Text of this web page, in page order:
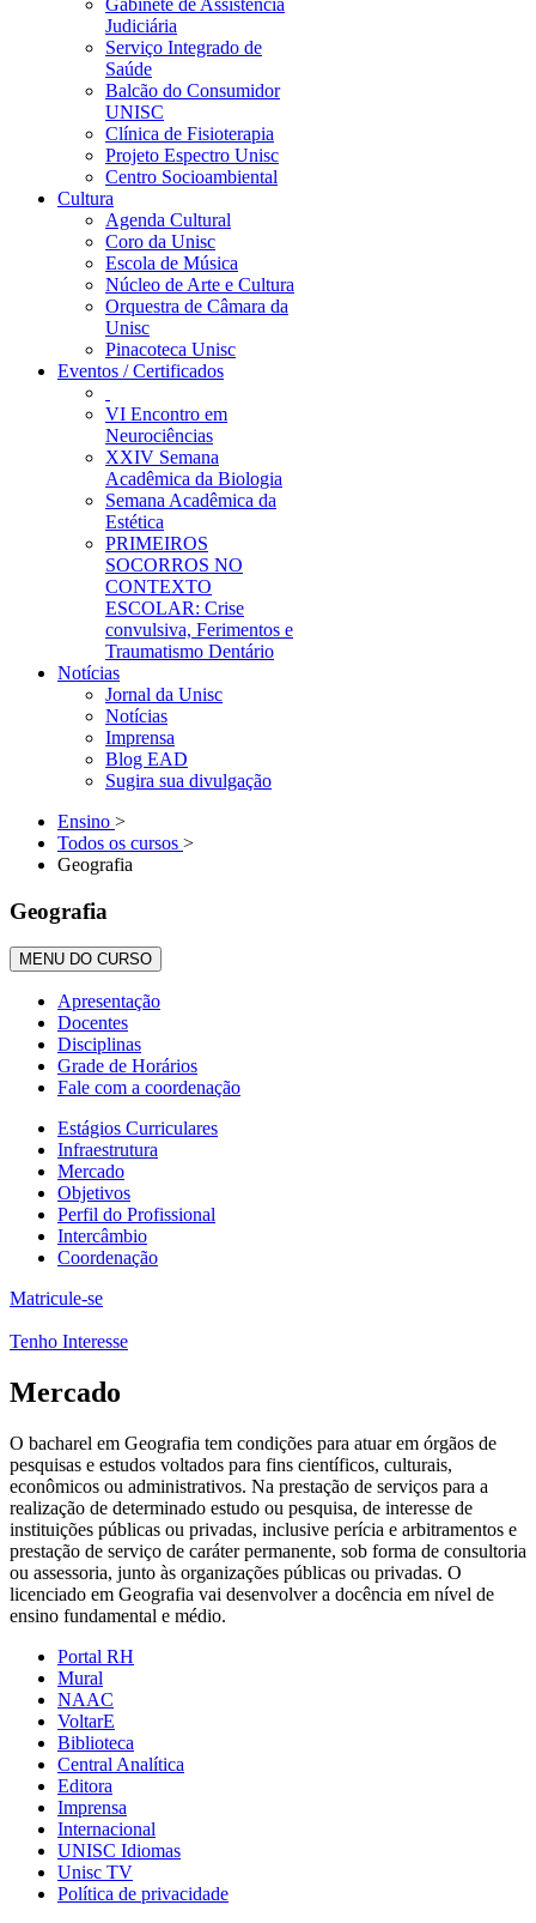
Gabinete de Assistência
Judiciária
Serviço Integrado de
Saúde
Balcão do Consumidor
UNISC
Clínica de Fisioterapia
Projeto Espectro Unisc
Centro Socioambiental
Cultura
Agenda Cultural
Coro da Unisc
Escola de Música
Núcleo de Arte e Cultura
Orquestra de Câmara da
Unisc
Pinacoteca Unisc
Eventos / Certificados
VI Encontro em
Neurociências
XXIV Semana
Acadêmica da Biologia
Semana Acadêmica da
Estética
PRIMEIROS
SOCORROS NO
CONTEXTO
ESCOLAR: Crise
convulsiva, Ferimentos e
Traumatismo Dentário
Notícias
Jornal da Unisc
Notícias
Imprensa
Blog EAD
Sugira sua divulgação
Ensino >
Todos os cursos >
Geografia
Geografia
MENU DO CURSO
Apresentação
Docentes
Disciplinas
Grade de Horários
Fale com a coordenação
Estágios Curriculares
Infraestrutura
Mercado
Objetivos
Perfil do Profissional
Intercâmbio
Coordenação
Matricule-se
Tenho Interesse
Mercado
O bacharel em Geografia tem condições para atuar em órgãos de
pesquisas e estudos voltados para fins científicos, culturais,
econômicos ou administrativos. Na prestação de serviços para a
realização de determinado estudo ou pesquisa, de interesse de
instituições públicas ou privadas, inclusive perícia e arbitramentos e
prestação de serviço de caráter permanente, sob forma de consultoria
ou assessoria, junto às organizações públicas ou privadas. O
licenciado em Geografia vai desenvolver a docência em nível de
ensino fundamental e médio.
Portal RH
Mural
NAAC
VoltarE
Biblioteca
Central Analítica
Editora
Imprensa
Internacional
UNISC Idiomas
Unisc TV
Política de privacidade